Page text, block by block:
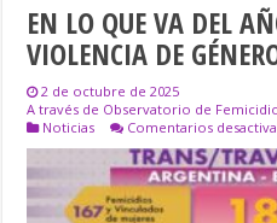
EN LO QUE VA DEL
VIOLENCIA DE
2 de octubre de 2025
A través de Observatorio de
Noticias
Comentarios